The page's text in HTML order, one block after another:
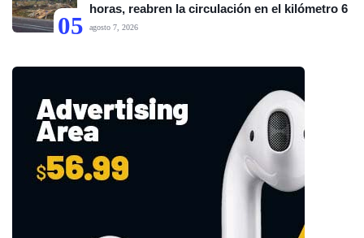
05
horas, reabren la circulación en el kilómetro 6
agosto 7, 2026